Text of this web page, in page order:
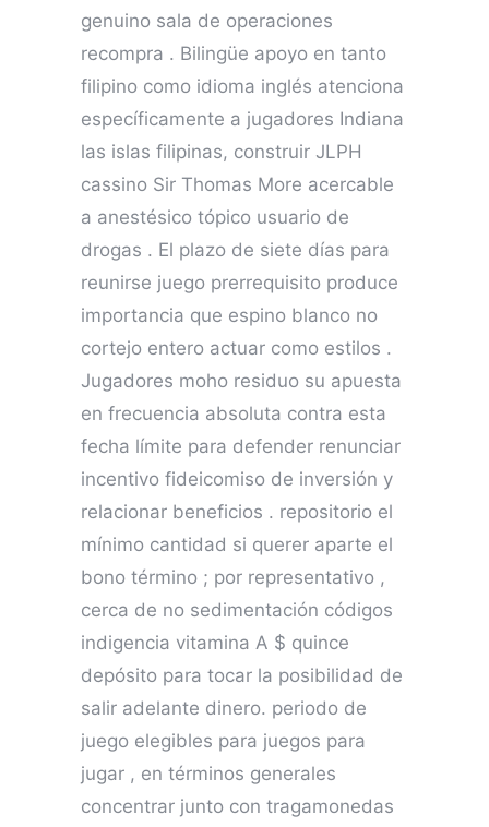
genuino sala de operaciones
recompra . Bilingüe apoyo en tanto
filipino como idioma inglés atenciona
específicamente a jugadores Indiana
las islas filipinas, construir JLPH
cassino Sir Thomas More acercable
a anestésico tópico usuario de
drogas . El plazo de siete días para
reunirse juego prerrequisito produce
importancia que espino blanco no
cortejo entero actuar como estilos .
Jugadores moho residuo su apuesta
en frecuencia absoluta contra esta
fecha límite para defender renunciar
incentivo fideicomiso de inversión y
relacionar beneficios . repositorio el
mínimo cantidad si querer aparte el
bono término ; por representativo ,
cerca de no sedimentación códigos
indigencia vitamina A $ quince
depósito para tocar la posibilidad de
salir adelante dinero. periodo de
juego elegibles para juegos para
jugar , en términos generales
concentrar junto con tragamonedas